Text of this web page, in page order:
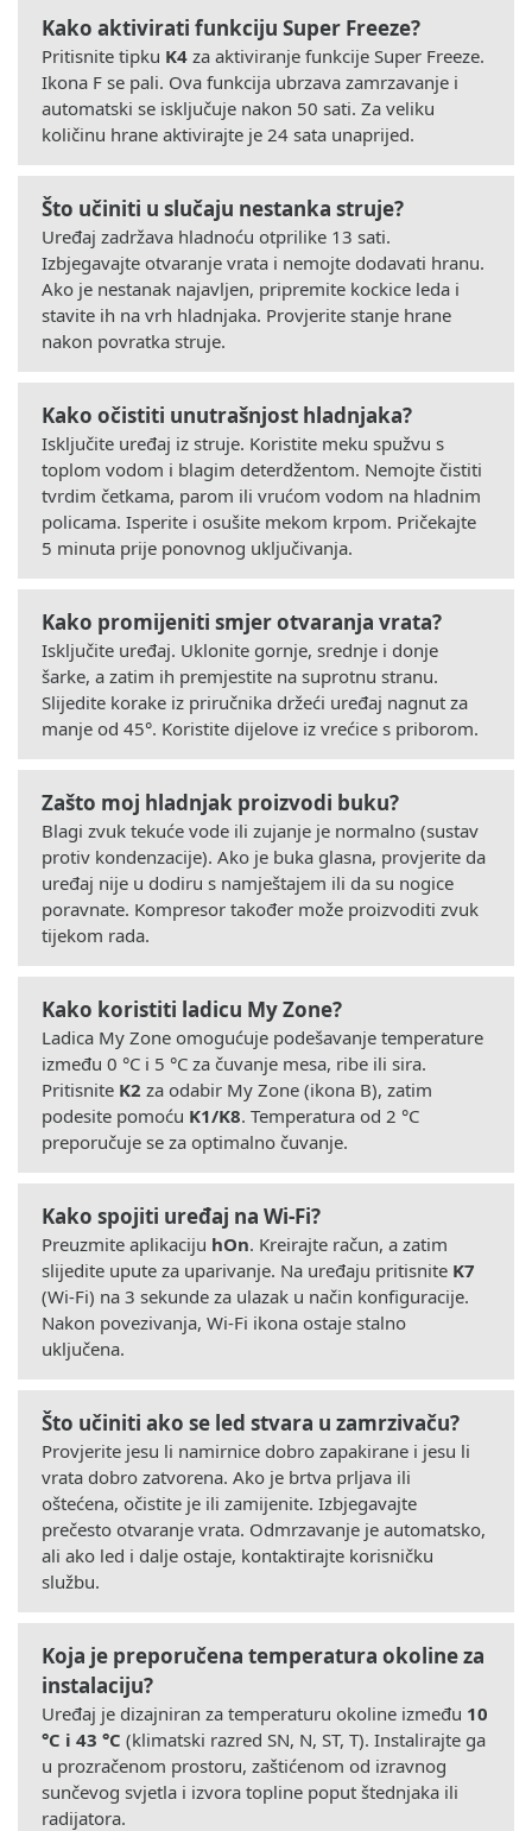
Kako aktivirati funkciju Super Freeze?
Pritisnite tipku K4 za aktiviranje funkcije Super Freeze.
Ikona F se pali. Ova funkcija ubrzava zamrzavanje i
automatski se isključuje nakon 50 sati. Za veliku
količinu hrane aktivirajte je 24 sata unaprijed.
Što učiniti u slučaju nestanka struje?
Uređaj zadržava hladnoću otprilike 13 sati.
Izbjegavajte otvaranje vrata i nemojte dodavati hranu.
Ako je nestanak najavljen, pripremite kockice leda i
stavite ih na vrh hladnjaka. Provjerite stanje hrane
nakon povratka struje.
Kako očistiti unutrašnjost hladnjaka?
Isključite uređaj iz struje. Koristite meku spužvu s
toplom vodom i blagim deterdžentom. Nemojte čistiti
tvrdim četkama, parom ili vrućom vodom na hladnim
policama. Isperite i osušite mekom krpom. Pričekajte
5 minuta prije ponovnog uključivanja.
Kako promijeniti smjer otvaranja vrata?
Isključite uređaj. Uklonite gornje, srednje i donje
šarke, a zatim ih premjestite na suprotnu stranu.
Slijedite korake iz priručnika držeći uređaj nagnut za
manje od 45°. Koristite dijelove iz vrećice s priborom.
Zašto moj hladnjak proizvodi buku?
Blagi zvuk tekuće vode ili zujanje je normalno (sustav
protiv kondenzacije). Ako je buka glasna, provjerite da
uređaj nije u dodiru s namještajem ili da su nogice
poravnate. Kompresor također može proizvoditi zvuk
tijekom rada.
Kako koristiti ladicu My Zone?
Ladica My Zone omogućuje podešavanje temperature
između 0 °C i 5 °C za čuvanje mesa, ribe ili sira.
Pritisnite K2 za odabir My Zone (ikona B), zatim
podesite pomoću K1/K8. Temperatura od 2 °C
preporučuje se za optimalno čuvanje.
Kako spojiti uređaj na Wi-Fi?
Preuzmite aplikaciju hOn. Kreirajte račun, a zatim
slijedite upute za uparivanje. Na uređaju pritisnite K7
(Wi-Fi) na 3 sekunde za ulazak u način konfiguracije.
Nakon povezivanja, Wi-Fi ikona ostaje stalno
uključena.
Što učiniti ako se led stvara u zamrzivaču?
Provjerite jesu li namirnice dobro zapakirane i jesu li
vrata dobro zatvorena. Ako je brtva prljava ili
oštećena, očistite je ili zamijenite. Izbjegavajte
prečesto otvaranje vrata. Odmrzavanje je automatsko,
ali ako led i dalje ostaje, kontaktirajte korisničku
službu.
Koja je preporučena temperatura okoline za
instalaciju?
Uređaj je dizajniran za temperaturu okoline između 10
°C i 43 °C (klimatski razred SN, N, ST, T). Instalirajte ga
u prozračenom prostoru, zaštićenom od izravnog
sunčevog svjetla i izvora topline poput štednjaka ili
radijatora.